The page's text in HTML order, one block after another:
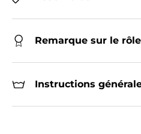
Remarque sur le rôle
Instructions